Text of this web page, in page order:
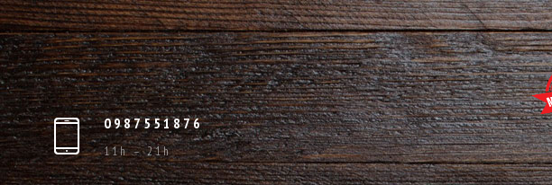
0987551876
11h – 21h